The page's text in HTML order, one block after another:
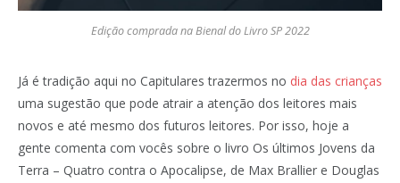
Edição comprada na Bienal do Livro SP 2022
Já é tradição aqui no Capitulares trazermos no dia das crianças
uma sugestão que pode atrair a atenção dos leitores mais
novos e até mesmo dos futuros leitores. Por isso, hoje a
gente comenta com vocês sobre o livro Os últimos Jovens da
Terra – Quatro contra o Apocalipse, de Max Brallier e Douglas